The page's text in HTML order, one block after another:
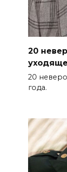
20
20
года.